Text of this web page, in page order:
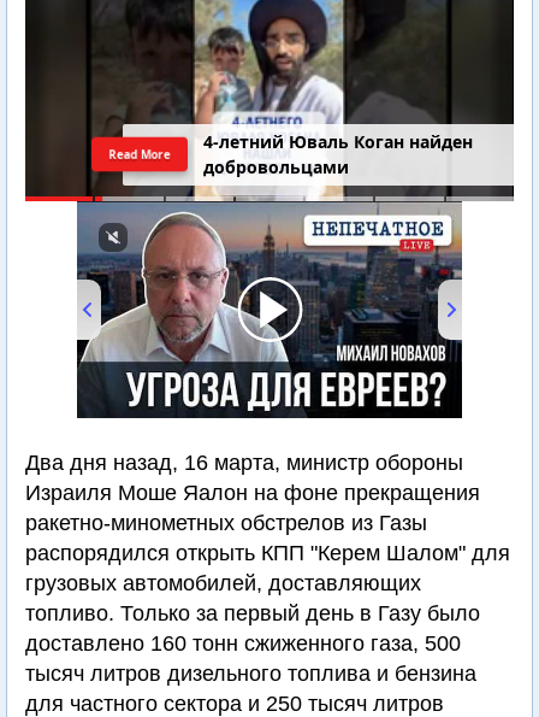
4-летний Юваль Коган найден
добровольцами
Read More
00:00/ 28:18
Два дня назад, 16 марта, министр обороны
Израиля Моше Яалон на фоне прекращения
ракетно-минометных обстрелов из Газы
распорядился открыть КПП "Керем Шалом" для
грузовых автомобилей, доставляющих
топливо. Только за первый день в Газу было
доставлено 160 тонн сжиженного газа, 500
тысяч литров дизельного топлива и бензина
для частного сектора и 250 тысяч литров